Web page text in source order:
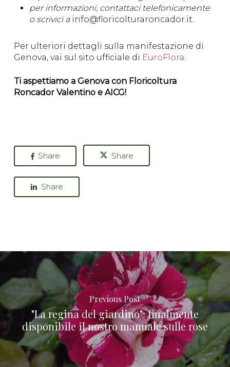
per informazioni, contattaci telefonicamente
o scrivici a info@floricolturaroncador.it.
Per ulteriori dettagli sulla manifestazione di
Genova, vai sul sito ufficiale di EuroFlora.
Ti aspettiamo a Genova con Floricoltura
Roncador Valentino e AICG!
Share Share
Share
Previous Post
"La regina del giardino": finalmente
disponibile il nostro manuale sulle rose